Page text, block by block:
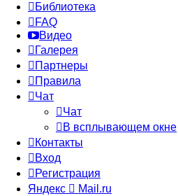
Библиотека
FAQ
Видео
Галерея
Партнеры
Правила
Чат
Чат
В всплывающем окне
Контакты
Вход
Регистрация
Яндекс
Mail.ru